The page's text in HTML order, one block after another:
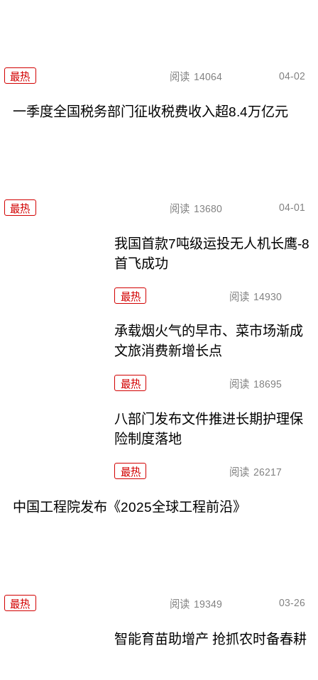
最热 阅读 14064 04-02
一季度全国税务部门征收税费收入超8.4万亿元
最热 阅读 13680 04-01
我国首款7吨级运投无人机长鹰-8
首飞成功
最热 阅读 14930
承载烟火气的早市、菜市场渐成
文旅消费新增长点
最热 阅读 18695
八部门发布文件推进长期护理保
险制度落地
最热 阅读 26217
中国工程院发布《2025全球工程前沿》
最热 阅读 19349 03-26
智能育苗助增产 抢抓农时备春耕